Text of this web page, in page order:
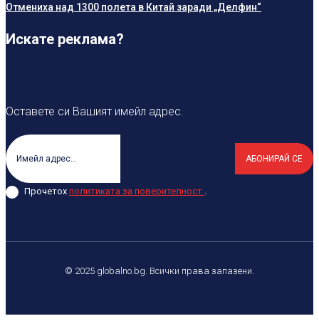
Отмениха над 1300 полета в Китай заради „Делфин“
Искате реклама?
Оставете си Вашият имейл адрес.
АБОНИРАЙ СЕ
Прочетох политиката за поверителност .
© 2025 globalno.bg. Всички права запазени.